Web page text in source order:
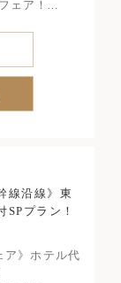
ェア！
線沿線》東
プラン！
ア》ホテル代